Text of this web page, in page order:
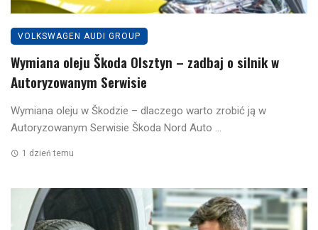
VOLKSWAGEN AUDI GROUP
Wymiana oleju Škoda Olsztyn – zadbaj o silnik w
Autoryzowanym Serwisie
Wymiana oleju w Škodzie – dlaczego warto zrobić ją w
Autoryzowanym Serwisie Škoda Nord Auto ...
1 dzień temu